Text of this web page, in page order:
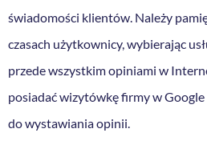
świadomości klientów. Należy
czasach użytkownicy, wybierając
przede wszystkim opiniami w
posiadać wizytówkę firmy w
do wystawiania opinii.